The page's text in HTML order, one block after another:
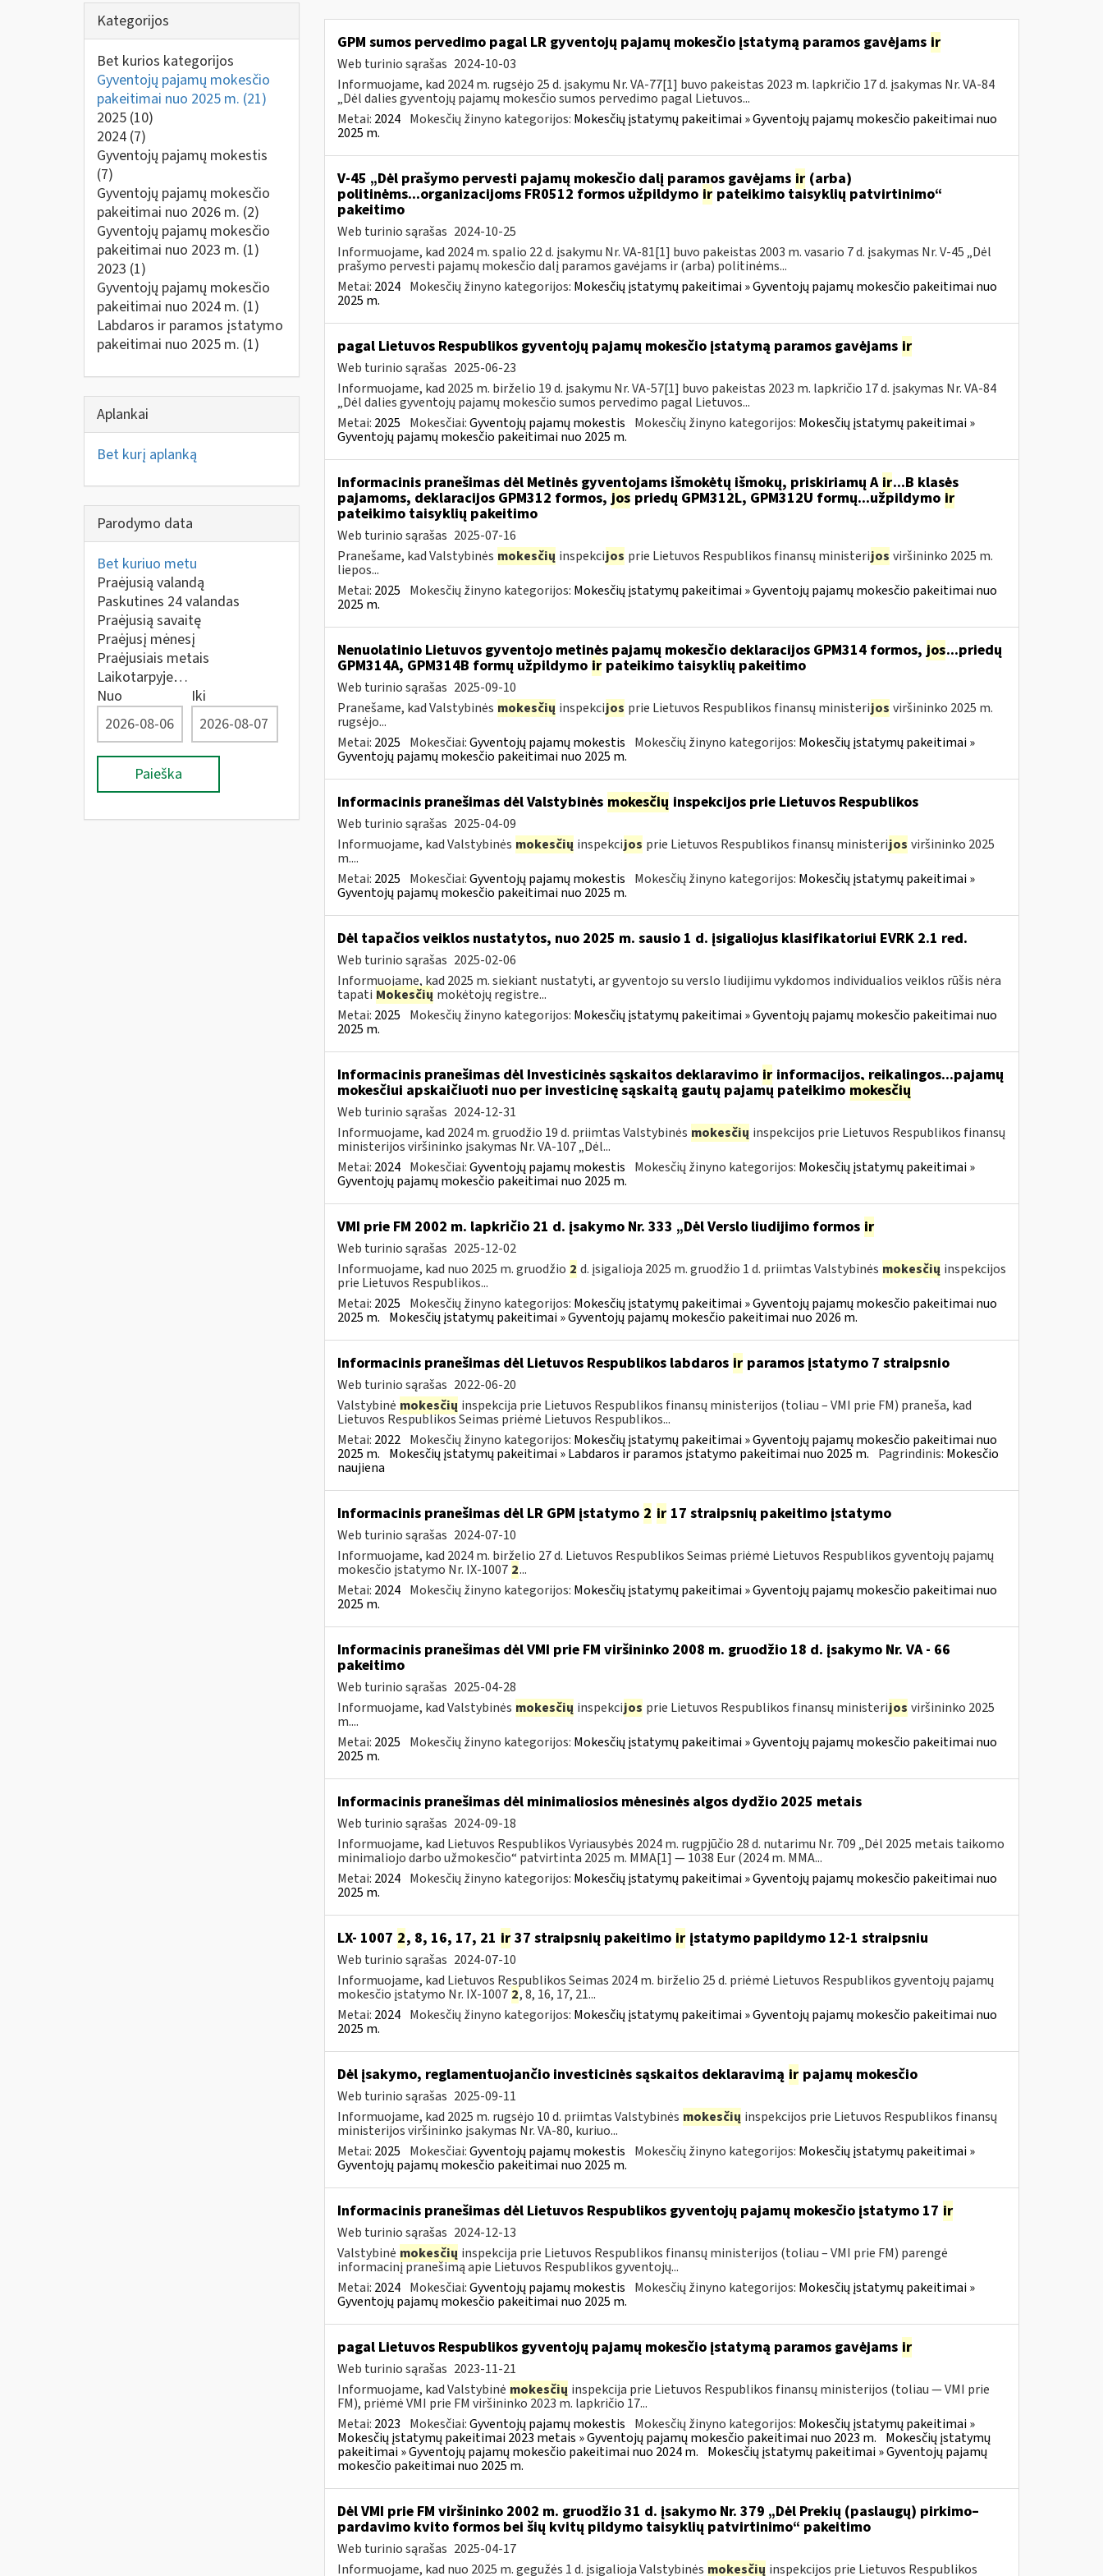
Kategorijos
Bet kurios kategorijos
Gyventojų pajamų mokesčio
pakeitimai nuo 2025 m. (21)
2025 (10)
2024 (7)
Gyventojų pajamų mokestis
(7)
Gyventojų pajamų mokesčio
pakeitimai nuo 2026 m. (2)
Gyventojų pajamų mokesčio
pakeitimai nuo 2023 m. (1)
2023 (1)
Gyventojų pajamų mokesčio
pakeitimai nuo 2024 m. (1)
Labdaros ir paramos įstatymo
pakeitimai nuo 2025 m. (1)
Aplankai
Bet kurį aplanką
Parodymo data
Bet kuriuo metu
Praėjusią valandą
Paskutines 24 valandas
Praėjusią savaitę
Praėjusį mėnesį
Praėjusiais metais
Laikotarpyje…
Nuo
Iki
Paieška
GPM sumos pervedimo pagal LR gyventojų pajamų mokesčio įstatymą paramos gavėjams ir
Web turinio sąrašas 2024-10-03
Informuojame, kad 2024 m. rugsėjo 25 d. įsakymu Nr. VA-77[1] buvo pakeistas 2023 m. lapkričio 17 d. įsakymas Nr. VA-84
„Dėl dalies gyventojų pajamų mokesčio sumos pervedimo pagal Lietuvos...
Metai: 2024 Mokesčių žinyno kategorijos: Mokesčių įstatymų pakeitimai » Gyventojų pajamų mokesčio pakeitimai nuo
2025 m.
V-45 „Dėl prašymo pervesti pajamų mokesčio dalį paramos gavėjams ir(arba)
politinėms...organizacijoms FR0512 formos užpildymo irpateikimo taisyklių patvirtinimo“
pakeitimo
Web turinio sąrašas 2024-10-25
Informuojame, kad 2024 m. spalio 22 d. įsakymu Nr. VA-81[1] buvo pakeistas 2003 m. vasario 7 d. įsakymas Nr. V-45 „Dėl
prašymo pervesti pajamų mokesčio dalį paramos gavėjams ir (arba) politinėms...
Metai: 2024 Mokesčių žinyno kategorijos: Mokesčių įstatymų pakeitimai » Gyventojų pajamų mokesčio pakeitimai nuo
2025 m.
pagal Lietuvos Respublikos gyventojų pajamų mokesčio įstatymą paramos gavėjams ir
Web turinio sąrašas 2025-06-23
Informuojame, kad 2025 m. birželio 19 d. įsakymu Nr. VA-57[1] buvo pakeistas 2023 m. lapkričio 17 d. įsakymas Nr. VA-84
„Dėl dalies gyventojų pajamų mokesčio sumos pervedimo pagal Lietuvos...
Metai: 2025 Mokesčiai:Gyventojų pajamų mokestis Mokesčių žinyno kategorijos: Mokesčių įstatymų pakeitimai »
Gyventojų pajamų mokesčio pakeitimai nuo 2025 m.
Informacinis pranešimas dėl Metinės gyventojams išmokėtų išmokų, priskiriamų A ir...B klasės
pajamoms, deklaracijos GPM312 formos, jos priedų GPM312L, GPM312U formų...užpildymo ir
pateikimo taisyklių pakeitimo
Web turinio sąrašas 2025-07-16
Pranešame, kad Valstybinės mokesčių inspekcijos prie Lietuvos Respublikos finansų ministerijos viršininko 2025 m.
liepos...
Metai: 2025 Mokesčių žinyno kategorijos: Mokesčių įstatymų pakeitimai » Gyventojų pajamų mokesčio pakeitimai nuo
2025 m.
Nenuolatinio Lietuvos gyventojo metinės pajamų mokesčio deklaracijos GPM314 formos, jos...priedų
GPM314A, GPM314B formų užpildymo irpateikimo taisyklių pakeitimo
Web turinio sąrašas 2025-09-10
Pranešame, kad Valstybinės mokesčių inspekcijos prie Lietuvos Respublikos finansų ministerijos viršininko 2025 m.
rugsėjo...
Metai: 2025 Mokesčiai:Gyventojų pajamų mokestis Mokesčių žinyno kategorijos: Mokesčių įstatymų pakeitimai »
Gyventojų pajamų mokesčio pakeitimai nuo 2025 m.
Informacinis pranešimas dėl Valstybinės mokesčių inspekcijos prie Lietuvos Respublikos
Web turinio sąrašas 2025-04-09
Informuojame, kad Valstybinės mokesčių inspekcijos prie Lietuvos Respublikos finansų ministerijos viršininko 2025
m....
Metai: 2025 Mokesčiai:Gyventojų pajamų mokestis Mokesčių žinyno kategorijos: Mokesčių įstatymų pakeitimai »
Gyventojų pajamų mokesčio pakeitimai nuo 2025 m.
Dėl tapačios veiklos nustatytos, nuo 2025 m. sausio 1 d. įsigaliojus klasifikatoriui EVRK 2.1 red.
Web turinio sąrašas 2025-02-06
Informuojame, kad 2025 m. siekiant nustatyti, ar gyventojo su verslo liudijimu vykdomos individualios veiklos rūšis nėra
tapati Mokesčių mokėtojų registre...
Metai: 2025 Mokesčių žinyno kategorijos: Mokesčių įstatymų pakeitimai » Gyventojų pajamų mokesčio pakeitimai nuo
2025 m.
Informacinis pranešimas dėl Investicinės sąskaitos deklaravimo irinformacijos, reikalingos...pajamų
mokesčiui apskaičiuoti nuo per investicinę sąskaitą gautų pajamų pateikimo mokesčių
Web turinio sąrašas 2024-12-31
Informuojame, kad 2024 m. gruodžio 19 d. priimtas Valstybinės mokesčių inspekcijos prie Lietuvos Respublikos finansų
ministerijos viršininko įsakymas Nr. VA-107 „Dėl...
Metai: 2024 Mokesčiai:Gyventojų pajamų mokestis Mokesčių žinyno kategorijos: Mokesčių įstatymų pakeitimai »
Gyventojų pajamų mokesčio pakeitimai nuo 2025 m.
VMI prie FM 2002 m. lapkričio 21 d. įsakymo Nr. 333 „Dėl Verslo liudijimo formos ir
Web turinio sąrašas 2025-12-02
Informuojame, kad nuo 2025 m. gruodžio 2 d. įsigalioja 2025 m. gruodžio 1 d. priimtas Valstybinės mokesčių inspekcijos
prie Lietuvos Respublikos...
Metai: 2025 Mokesčių žinyno kategorijos: Mokesčių įstatymų pakeitimai » Gyventojų pajamų mokesčio pakeitimai nuo
2025 m. Mokesčių įstatymų pakeitimai » Gyventojų pajamų mokesčio pakeitimai nuo 2026 m.
Informacinis pranešimas dėl Lietuvos Respublikos labdaros irparamos įstatymo 7 straipsnio
Web turinio sąrašas 2022-06-20
Valstybinė mokesčių inspekcija prie Lietuvos Respublikos finansų ministerijos (toliau – VMI prie FM) praneša, kad
Lietuvos Respublikos Seimas priėmė Lietuvos Respublikos...
Metai: 2022 Mokesčių žinyno kategorijos: Mokesčių įstatymų pakeitimai » Gyventojų pajamų mokesčio pakeitimai nuo
2025 m. Mokesčių įstatymų pakeitimai » Labdaros ir paramos įstatymo pakeitimai nuo 2025 m. Pagrindinis: Mokesčio
naujiena
Informacinis pranešimas dėl LR GPM įstatymo 2 ir17 straipsnių pakeitimo įstatymo
Web turinio sąrašas 2024-07-10
Informuojame, kad 2024 m. birželio 27 d. Lietuvos Respublikos Seimas priėmė Lietuvos Respublikos gyventojų pajamų
mokesčio įstatymo Nr. IX-1007 2...
Metai: 2024 Mokesčių žinyno kategorijos: Mokesčių įstatymų pakeitimai » Gyventojų pajamų mokesčio pakeitimai nuo
2025 m.
Informacinis pranešimas dėl VMI prie FM viršininko 2008 m. gruodžio 18 d. įsakymo Nr. VA - 66
pakeitimo
Web turinio sąrašas 2025-04-28
Informuojame, kad Valstybinės mokesčių inspekcijos prie Lietuvos Respublikos finansų ministerijos viršininko 2025
m....
Metai: 2025 Mokesčių žinyno kategorijos: Mokesčių įstatymų pakeitimai » Gyventojų pajamų mokesčio pakeitimai nuo
2025 m.
Informacinis pranešimas dėl minimaliosios mėnesinės algos dydžio 2025 metais
Web turinio sąrašas 2024-09-18
Informuojame, kad Lietuvos Respublikos Vyriausybės 2024 m. rugpjūčio 28 d. nutarimu Nr. 709 „Dėl 2025 metais taikomo
minimaliojo darbo užmokesčio“ patvirtinta 2025 m. MMA[1] — 1038 Eur (2024 m. MMA...
Metai: 2024 Mokesčių žinyno kategorijos: Mokesčių įstatymų pakeitimai » Gyventojų pajamų mokesčio pakeitimai nuo
2025 m.
LX- 1007 2, 8, 16, 17, 21 ir37 straipsnių pakeitimo irįstatymo papildymo 12-1 straipsniu
Web turinio sąrašas 2024-07-10
Informuojame, kad Lietuvos Respublikos Seimas 2024 m. birželio 25 d. priėmė Lietuvos Respublikos gyventojų pajamų
mokesčio įstatymo Nr. IX-1007 2, 8, 16, 17, 21...
Metai: 2024 Mokesčių žinyno kategorijos: Mokesčių įstatymų pakeitimai » Gyventojų pajamų mokesčio pakeitimai nuo
2025 m.
Dėl įsakymo, reglamentuojančio investicinės sąskaitos deklaravimą irpajamų mokesčio
Web turinio sąrašas 2025-09-11
Informuojame, kad 2025 m. rugsėjo 10 d. priimtas Valstybinės mokesčių inspekcijos prie Lietuvos Respublikos finansų
ministerijos viršininko įsakymas Nr. VA-80, kuriuo...
Metai: 2025 Mokesčiai:Gyventojų pajamų mokestis Mokesčių žinyno kategorijos: Mokesčių įstatymų pakeitimai »
Gyventojų pajamų mokesčio pakeitimai nuo 2025 m.
Informacinis pranešimas dėl Lietuvos Respublikos gyventojų pajamų mokesčio įstatymo 17 ir
Web turinio sąrašas 2024-12-13
Valstybinė mokesčių inspekcija prie Lietuvos Respublikos finansų ministerijos (toliau – VMI prie FM) parengė
informacinį pranešimą apie Lietuvos Respublikos gyventojų...
Metai: 2024 Mokesčiai:Gyventojų pajamų mokestis Mokesčių žinyno kategorijos: Mokesčių įstatymų pakeitimai »
Gyventojų pajamų mokesčio pakeitimai nuo 2025 m.
pagal Lietuvos Respublikos gyventojų pajamų mokesčio įstatymą paramos gavėjams ir
Web turinio sąrašas 2023-11-21
Informuojame, kad Valstybinė mokesčių inspekcija prie Lietuvos Respublikos finansų ministerijos (toliau — VMI prie
FM), priėmė VMI prie FM viršininko 2023 m. lapkričio 17...
Metai: 2023 Mokesčiai:Gyventojų pajamų mokestis Mokesčių žinyno kategorijos: Mokesčių įstatymų pakeitimai »
Mokesčių įstatymų pakeitimai 2023 metais » Gyventojų pajamų mokesčio pakeitimai nuo 2023 m. Mokesčių įstatymų
pakeitimai » Gyventojų pajamų mokesčio pakeitimai nuo 2024 m. Mokesčių įstatymų pakeitimai » Gyventojų pajamų
mokesčio pakeitimai nuo 2025 m.
Dėl VMI prie FM viršininko 2002 m. gruodžio 31 d. įsakymo Nr. 379 „Dėl Prekių (paslaugų) pirkimo–
pardavimo kvito formos bei šių kvitų pildymo taisyklių patvirtinimo“ pakeitimo
Web turinio sąrašas 2025-04-17
Informuojame, kad nuo 2025 m. gegužės 1 d. įsigalioja Valstybinės mokesčių inspekcijos prie Lietuvos Respublikos